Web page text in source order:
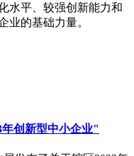
水平、较强创新能力和
业的基础力量。
创新型中小企业"